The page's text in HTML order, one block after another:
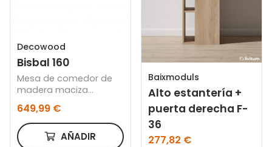
Decowood
Bisbal 160
Mesa de comedor de
madera maciza
ovalada en tono roble
oscuro de 160x78cm
649,99 €
AÑADIR
Baixmoduls
Alto estantería +
puerta derecha F-
36
277,82 €